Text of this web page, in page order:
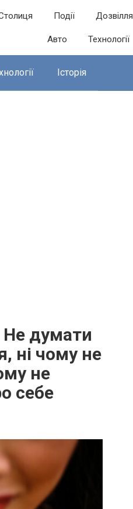
Події Дозвілля
Авто Технології
Історія
Не думати
ні чому не
не
себе